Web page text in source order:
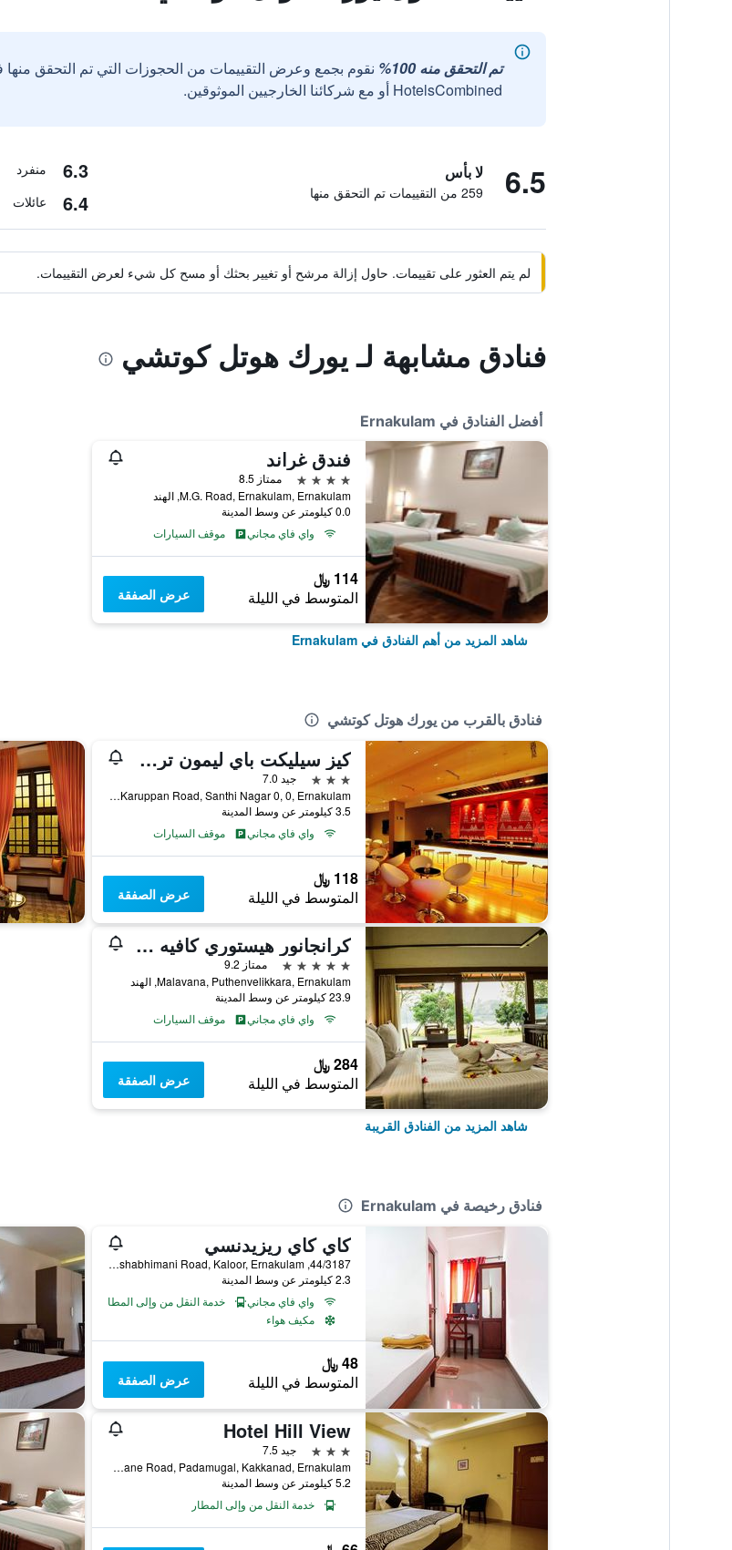
تم التحقق منه 100%
نقوم بجمع وعرض التقييمات من الحجوزات التي تم التحقق
HotelsCombined أو مع شركائنا الخارجيين الموثوقين.
6.5 لا بأس
259 من التقييمات تم التحقق منها
6.3 منفرد
6.4 عائلات
لم يتم العثور على تقييمات. حاول إزالة مرشح أو تغيير بحثك أو مسح كل شيء لعرض التقييمات.
فنادق مشابهة لـ يورك هوتل كوتشي
أفضل الفنادق في Ernakulam
فندق غراند
4 نجوم
ممتاز 8.5
M.G. Road, Ernakulam, Ernakulam, الهند
0.0 كيلومتر عن وسط المدينة
واي فاي مجاني
موقف السيارات
114 ﷼
المتوسط في الليلة عرض الصفقة
شاهد المزيد من أهم الفنادق في Ernakulam
فنادق بالقرب من يورك هوتل كوتشي
كيز سيليكت باي ليمون تري هوتلز، كوتشي
3 نجوم
جيد 7.0
Pandit Karuppan Road, Santhi Nagar 0, 0, Ernakulam, الهند
3.5 كيلومتر عن وسط المدينة
واي فاي مجاني
موقف السيارات
118 ﷼
المتوسط في الليلة عرض الصفقة
كرانجانور هيستوري كافيه ريفر سايد شاتو
5 نجوم
ممتاز 9.2
Malavana, Puthenvelikkara, Ernakulam, الهند
23.9 كيلومتر عن وسط المدينة
واي فاي مجاني
موقف السيارات
284 ﷼
المتوسط في الليلة عرض الصفقة
شاهد المزيد من الفنادق القريبة
فنادق رخيصة في Ernakulam
كاي كاي ريزيدنسي
44/3187, Deshabhimani Road, Kaloor, Ernakulam, الهند
2.3 كيلومتر عن وسط المدينة
واي فاي مجاني
خدمة النقل من وإلى المطار
مكيف هواء
48 ﷼
المتوسط في الليلة عرض الصفقة
Hotel Hill View
3 نجوم
جيد 7.5
Civil Lane Road, Padamugal, Kakkanad, Ernakulam, الهند
5.2 كيلومتر عن وسط المدينة
خدمة النقل من وإلى المطار